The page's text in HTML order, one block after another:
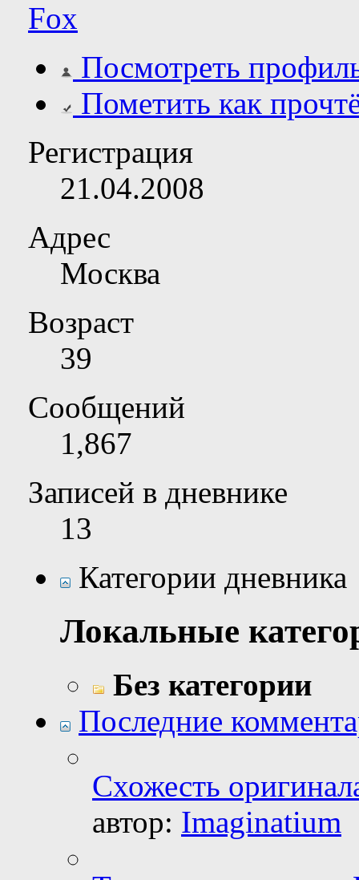
Fox
Посмотреть
Пометить как
Регистрация
21.04.2008
Адрес
Москва
Возраст
39
Сообщений
1,867
Записей в дневнике
13
Категории дневника
Локальные
Без категории
Последние
Схожесть
автор: Imaginatium